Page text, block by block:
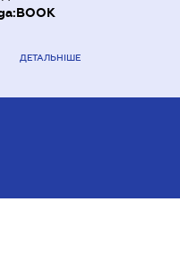
ДЕТАЛЬНІШЕ